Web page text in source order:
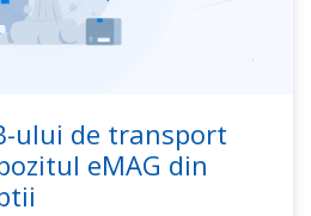
ului de transport
eMAG din